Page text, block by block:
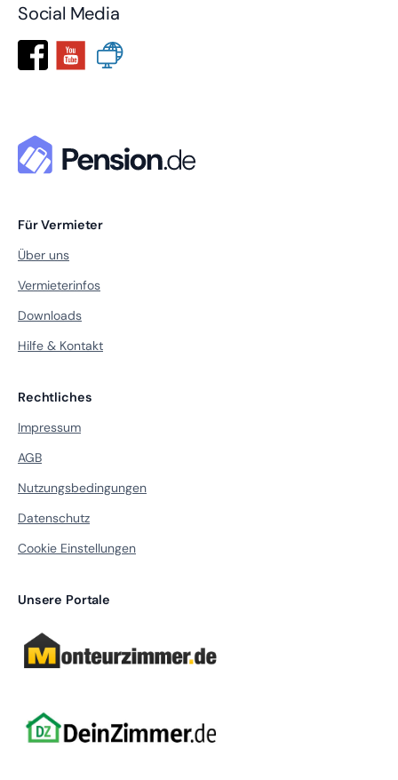
Social Media
Für Vermieter
Über uns
Vermieterinfos
Downloads
Hilfe & Kontakt
Rechtliches
Impressum
AGB
Nutzungsbedingungen
Datenschutz
Cookie Einstellungen
Unsere Portale